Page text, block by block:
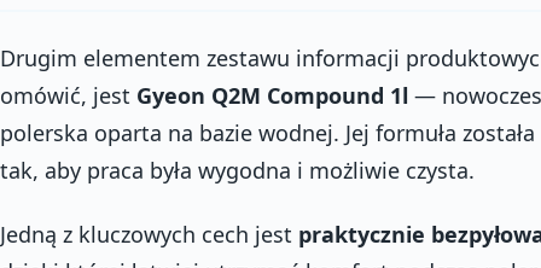
Drugim elementem zestawu informacji
omówić, jest Gyeon Q2M Compound 1l —
polerska oparta na bazie wodnej. Jej formuła
tak, aby praca była wygodna i możliwie czysta.
Jedną z kluczowych cech jest praktycznie